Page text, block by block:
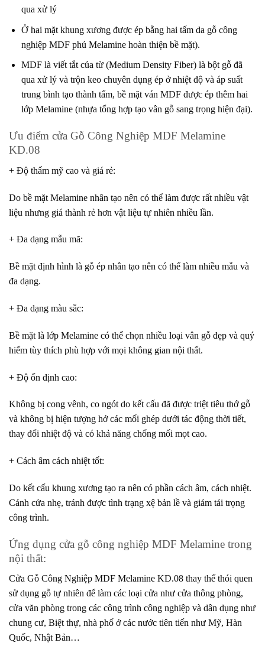
qua xử lý
Ở hai mặt khung xương được ép bằng hai tấm da gỗ công
nghiệp MDF phủ Melamine hoàn thiện bề mặt).
MDF là viết tắt của từ (Medium Density Fiber) là bột gỗ đã
qua xử lý và trộn keo chuyên dụng ép ở nhiệt độ và áp suất
trung bình tạo thành tấm, bề mặt ván MDF được ép thêm hai
lớp Melamine (nhựa tổng hợp tạo vân gỗ sang trọng hiện đại).
Ưu điểm cửa Gỗ Công Nghiệp MDF Melamine
KD.08
+ Độ thẩm mỹ cao và giá rẻ:
Do bề mặt Melamine nhân tạo nên có thể làm được rất nhiều vật
liệu nhưng giá thành rẻ hơn vật liệu tự nhiên nhiều lần.
+ Đa dạng mẫu mã:
Bề mặt định hình là gỗ ép nhân tạo nên có thể làm nhiều mẫu và
đa dạng.
+ Đa dạng màu sắc:
Bề mặt là lớp Melamine có thể chọn nhiều loại vân gỗ đẹp và quý
hiếm tùy thích phù hợp với mọi không gian nội thất.
+ Độ ổn định cao:
Không bị cong vênh, co ngót do kết cấu đã được triệt tiêu thớ gỗ
và không bị hiện tượng hở các mối ghép dưới tác động thời tiết,
thay đổi nhiệt độ và có khả năng chống mối mọt cao.
+ Cách âm cách nhiệt tốt:
Do kết cấu khung xương tạo ra nên có phần cách âm, cách nhiệt.
Cánh cửa nhẹ, tránh được tình trạng xệ bản lề và giảm tải trọng
công trình.
Ứng dụng cửa gỗ công nghiệp MDF Melamine trong
nội thất:
Cửa Gỗ Công Nghiệp MDF Melamine KD.08 thay thế thói quen
sử dụng gỗ tự nhiên để làm các loại cửa như cửa thông phòng,
cửa văn phòng trong các công trình công nghiệp và dân dụng như
chung cư, Biệt thự, nhà phố ở các nước tiên tiến như Mỹ, Hàn
Quốc, Nhật Bản…